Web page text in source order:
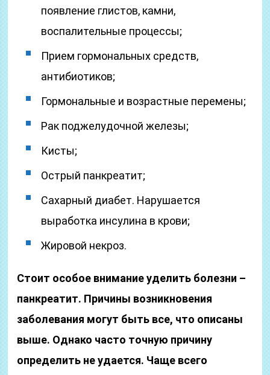
появление глистов, камни,
воспалительные процессы;
Прием гормональных средств,
антибиотиков;
Гормональные и возрастные перемены;
Рак поджелудочной железы;
Кисты;
Острый панкреатит;
Сахарный диабет. Нарушается
выработка инсулина в крови;
Жировой некроз.
Стоит особое внимание уделить болезни –
панкреатит. Причины возникновения
заболевания могут быть все, что описаны
выше. Однако часто точную причину
определить не удается. Чаще всего